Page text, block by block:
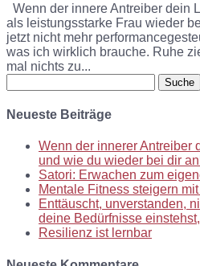
Wenn der innere Antreiber dein
als leistungsstarke Frau wieder
jetzt nicht mehr
was ich wirklich brauche. Ruhe
mal nichts zu...
nach:
Neueste Beiträge
Wenn der innerer Antreiber
und wie du wieder bei dir
Satori: Erwachen zum
Mentale Fitness steigern
Enttäuscht, unverstanden,
deine Bedürfnisse
Resilienz ist lernbar